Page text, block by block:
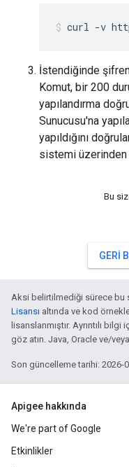
curl -v
İstendiğinde
Komut, bir 200
yapılandırma
Sunucusu'na
yapıldığını
sistemi üzerinden
Bu
GERI
Aksi belirtilmediği sürece bu
Lisansı altında ve kod
lisanslanmıştır. Ayrıntılı bilgi
göz atın. Java, Oracle ve/
Son güncelleme tarihi: 2026-
Apigee hakkında
We're part of Google
Etkinlikler